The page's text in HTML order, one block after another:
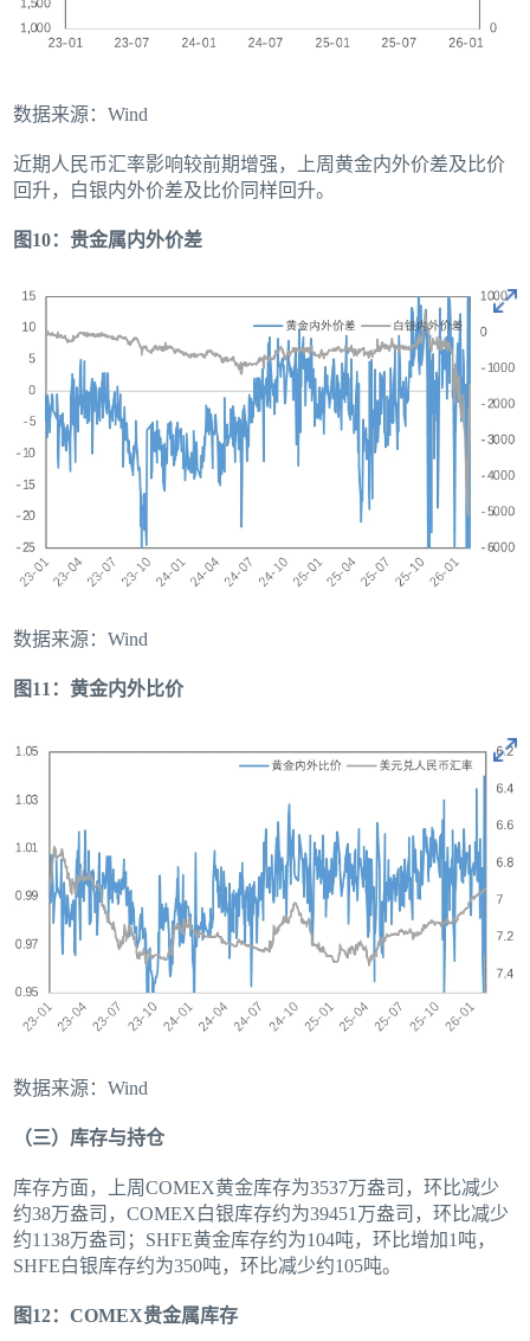
数据来源：Wind
近期人民币汇率影响较前期增强，上周黄金内外价差及比价
回升，白银内外价差及比价同样回升。
图10：贵金属内外价差
数据来源：Wind
图11：黄金内外比价
数据来源：Wind
（三）库存与持仓
库存方面，上周COMEX黄金库存为3537万盎司，环比减少
约38万盎司，COMEX白银库存约为39451万盎司，环比减少
约1138万盎司；SHFE黄金库存约为104吨，环比增加1吨，
SHFE白银库存约为350吨，环比减少约105吨。
图12：COMEX贵金属库存